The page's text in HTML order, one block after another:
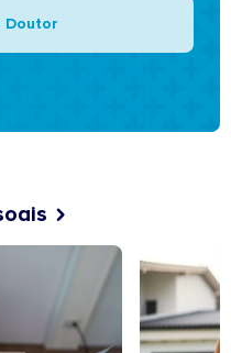
Doutor